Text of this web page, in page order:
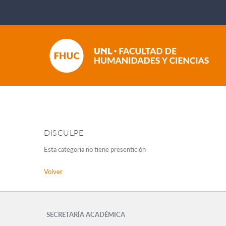
DISCULPE
Esta categoria no tiene presentición
Volver
SECRETARÍA ACADÉMICA